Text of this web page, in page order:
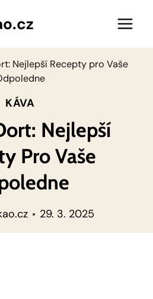
Nejlepší Recepty pro Vaše
KÁVA
Nejlepší
Pro Vaše
29. 3. 2025